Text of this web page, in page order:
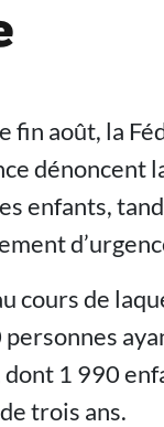
fin août, la
dénoncent
enfants,
cours de
1 990
trois ans.